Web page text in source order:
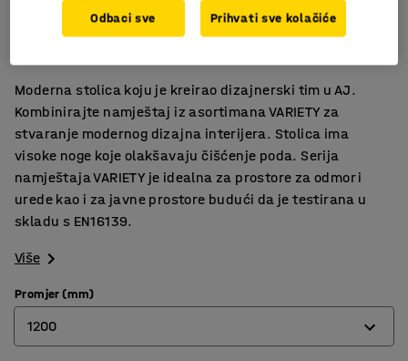
Za škole i prostore za odmor
Izdržljiv materijal
Moderna stolica koju je kreirao dizajnerski tim u AJ.
Kombinirajte namještaj iz asortimana VARIETY za
stvaranje modernog dizajna interijera. Stolica ima
visoke noge koje olakšavaju čišćenje poda. Serija
namještaja VARIETY je idealna za prostore za odmor i
urede kao i za javne prostore budući da je testirana u
skladu s EN16139.
Više
Promjer (mm)
1200
Odbaci sve Prihvati sve kolačiće